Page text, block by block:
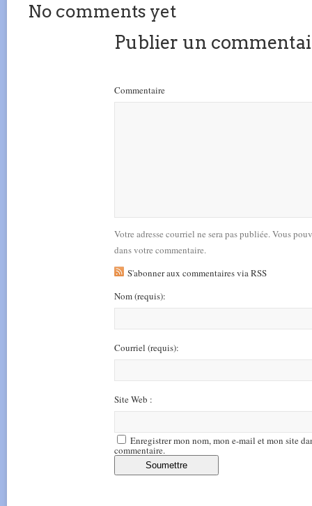
No comments yet
Publier un
Commentaire
Votre adresse courriel ne sera pas publiée. Vous
dans votre commentaire.
S'abonner aux commentaires via RSS
Nom(requis):
Courriel (requis):
Site Web :
Enregistrer mon nom, mon e-mail et mon site
commentaire.